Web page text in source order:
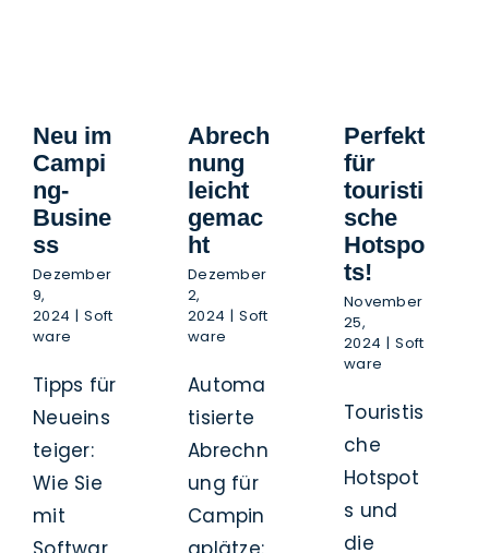
Neu im
Campi
ng-
Busine
ss
Dezember
9,
2024 | Soft
ware
Tipps für
Neueins
teiger:
Wie Sie
mit
Abrech
nung
leicht
gemac
ht
Dezember
2,
2024 | Soft
ware
Automa
tisierte
Abrechn
ung für
Campin
Perfekt
für
touristi
sche
Hotspo
ts!
November
25,
2024 | Soft
ware
Touristis
che
Hotspot
s und
die